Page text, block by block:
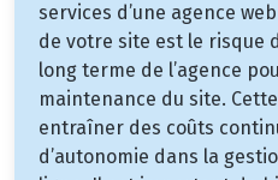
services d’une agence
de votre site est le risque
long terme de l’agence
maintenance du site.
entraîner des coûts
d’autonomie dans la